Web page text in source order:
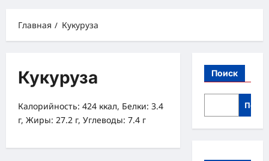
Главная Кукуруза
Кукуруза
Калорийность: 424 ккал, Белки: 3.4
г, Жиры: 27.2 г, Углеводы: 7.4 г
Поиск
Поиск